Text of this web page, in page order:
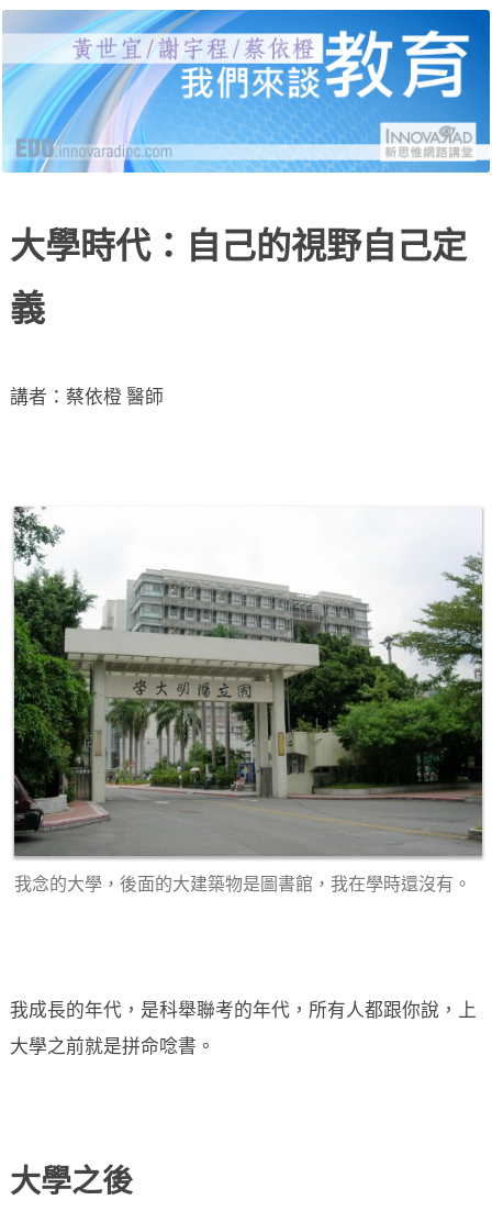
新思惟網路講堂：我們來
談教育
黃世宜老師、謝宇程研究員、蔡依橙醫師，分別
就受教育、自我教育、給教育三個面向，說明當
代的困境與解答，並有線上提問與回覆。
大學時代：自己的視野自己定
義
講者：蔡依橙 醫師
我念的大學，後面的大建築物是圖書館，我在學時還沒有。
我成長的年代，是科舉聯考的年代，所有人都跟你說，上
大學之前就是拼命唸書。
大學之後